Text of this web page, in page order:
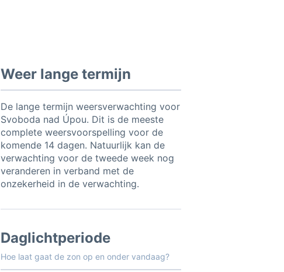
Weer lange termijn
De lange termijn weersverwachting voor
Svoboda nad Úpou. Dit is de meeste
complete weersvoorspelling voor de
komende 14 dagen. Natuurlijk kan de
verwachting voor de tweede week nog
veranderen in verband met de
onzekerheid in de verwachting.
Daglichtperiode
Hoe laat gaat de zon op en onder vandaag?